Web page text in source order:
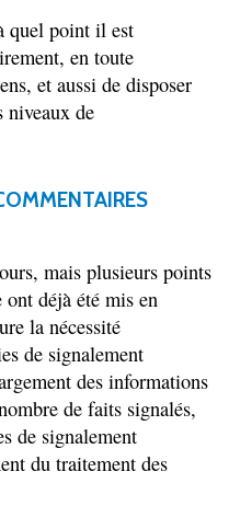
quel point il est
en toute
et aussi de disposer
niveaux de
mais plusieurs points
déjà été mis en
la nécessité
de signalement
des informations
de faits signalés,
de signalement
du traitement des